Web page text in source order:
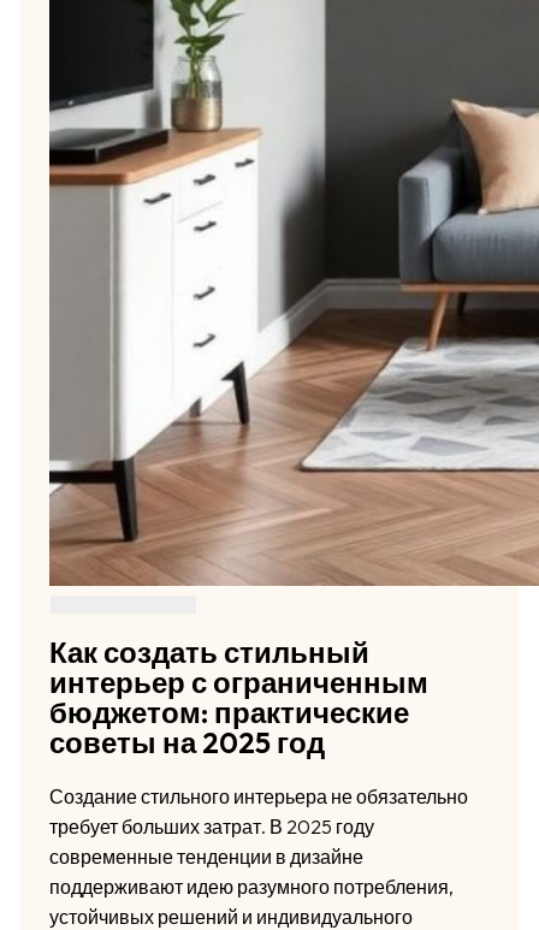
Как создать стильный
интерьер с ограниченным
бюджетом: практические
советы на 2025 год
Создание стильного интерьера не обязательно
требует больших затрат. В 2025 году
современные тенденции в дизайне
поддерживают идею разумного потребления,
устойчивых решений и индивидуального